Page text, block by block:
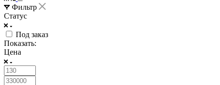
Фильтр
Статус
Под заказ
Показать:
Цена